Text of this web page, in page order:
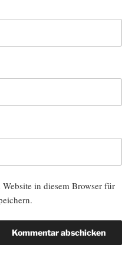
in diesem Browser für